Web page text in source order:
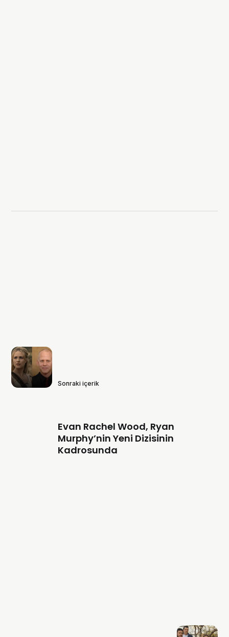
Sonraki içerik
Evan Rachel Wood, Ryan
Murphy’nin Yeni Dizisinin
Kadrosunda